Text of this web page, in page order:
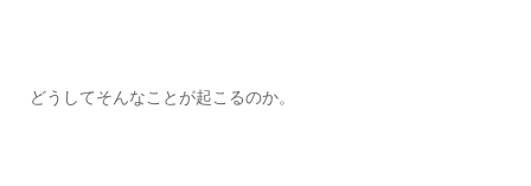
どうしてそんなことが起こるのか。